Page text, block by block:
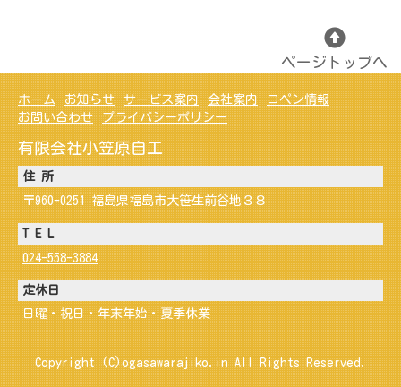
ページトップへ
ホーム お知らせ サービス案内 会社案内
コペン情報
お問い合わせ
プライバシーポリシー
有限会社小笠原自工
住 所
〒960-0251 福島県福島市大笹生前谷地３８
T E L
024-558-3884
定休日
日曜・祝日・年末年始・夏季休業
Copyright (C)ogasawarajiko.in All Rights Reserved.